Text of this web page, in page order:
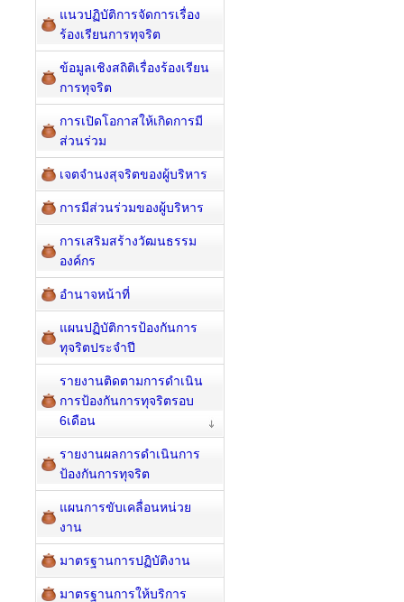
แนวปฏิบัติการจัดการเรื่อง
ร้องเรียนการทุจริต
ข้อมูลเชิงสถิติเรื่องร้องเรียน
การทุจริต
การเปิดโอกาสให้เกิดการมี
ส่วนร่วม
เจตจำนงสุจริตของผู้บริหาร
การมีส่วนร่วมของผู้บริหาร
การเสริมสร้างวัฒนธรรม
องค์กร
อำนาจหน้าที่
แผนปฏิบัติการป้องกันการ
ทุจริตประจำปี
รายงานติดตามการดำเนิน
การป้องกันการทุจริตรอบ
6เดือน
รายงานผลการดำเนินการ
ป้องกันการทุจริต
แผนการขับเคลื่อนหน่วย
งาน
มาตรฐานการปฏิบัติงาน
มาตรฐานการให้บริการ